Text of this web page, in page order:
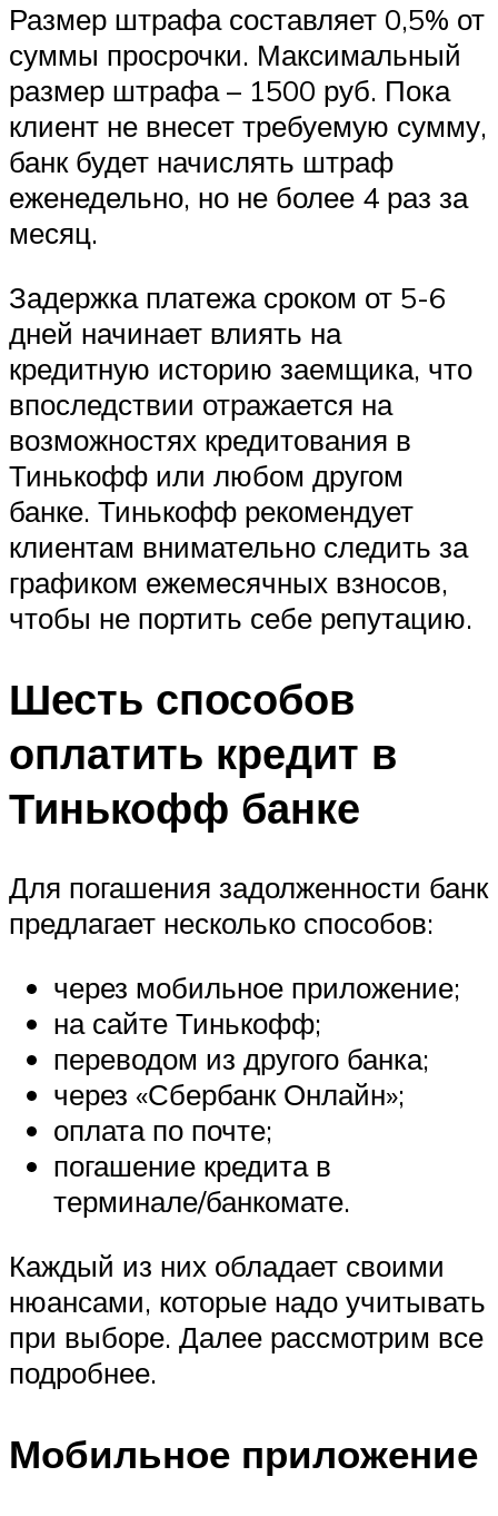
Размер штрафа составляет 0,5% от
суммы просрочки. Максимальный
размер штрафа – 1500 руб. Пока
клиент не внесет требуемую сумму,
банк будет начислять штраф
еженедельно, но не более 4 раз за
месяц.
Задержка платежа сроком от 5-6
дней начинает влиять на
кредитную историю заемщика, что
впоследствии отражается на
возможностях кредитования в
Тинькофф или любом другом
банке. Тинькофф рекомендует
клиентам внимательно следить за
графиком ежемесячных взносов,
чтобы не портить себе репутацию.
Шесть способов
оплатить кредит в
Тинькофф банке
Для погашения задолженности банк
предлагает несколько способов:
через мобильное приложение;
на сайте Тинькофф;
переводом из другого банка;
через «Сбербанк Онлайн»;
оплата по почте;
погашение кредита в
терминале/банкомате.
Каждый из них обладает своими
нюансами, которые надо учитывать
при выборе. Далее рассмотрим все
подробнее.
Мобильное приложение